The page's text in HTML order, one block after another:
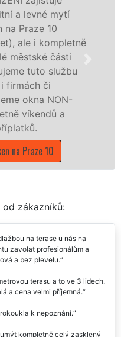
okenních
dveří, a to
plastová,
okna a dveře.
a kvalitní servis mytí
části Praha 10 (deset)
franchisových
UKLÍZENÍ, a to i o
státních svátků.
od zákazníků:
na terase u nás na
zavolat profesionálům a